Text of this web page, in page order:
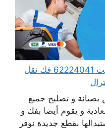
فني تكييف مركزي هندي الكويت 62224041 فك نقل
و تصليح جميع
و يقوم أيضا بفك و
بقطع جديدة نوفر